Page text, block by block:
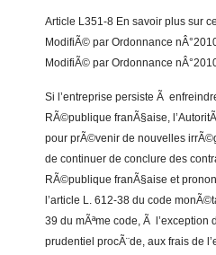
Article L351-8 En savoir plus sur
ModifiÃ© par Ordonnance
ModifiÃ© par Ordonnance
Si l’entreprise persiste Ã
RÃ©publique franÃ§aise,
pour prÃ©venir de nouvelles
de continuer de conclure des
RÃ©publique franÃ§aise et
l’article L. 612-38 du code
39 du mÃªme code, Ã l’exception
prudentiel procÃ¨de, aux frais de